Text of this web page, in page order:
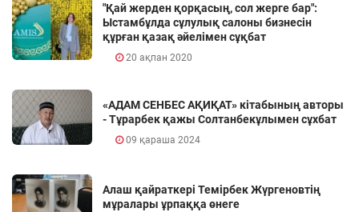
"Қай жерден қорқасың, сол жерге бар":
Ыстамбұлда сұлулық салоны бизнесін
құрған қазақ әйелімен сұқбат
20 ақпан 2020
«АДАМ СЕНБЕС АҚИҚАТ» кітабының авторы
- Тұрарбек қажы Солтанбекұлымен сұхбат
09 қараша 2024
Алаш қайраткері Темірбек Жүргеновтің
мұралары ұрпаққа өнеге